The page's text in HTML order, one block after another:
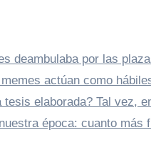
deambulaba por las
actúan como
elaborada? Tal vez,
época: cuanto más